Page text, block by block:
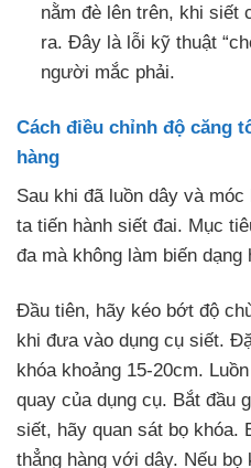
nằm đè lên trên, khi siết
ra. Đây là lỗi kỹ thuật
người mắc phải.
Cách điều chỉnh độ căng
hàng
Sau khi đã luồn dây và
ta tiến hành siết đai. Mục
đa mà không làm biến dạng
Đầu tiên, hãy kéo bớt độ
khi đưa vào dụng cụ siết.
khóa khoảng 15-20cm.
quay của dụng cụ. Bắt đầu
siết, hãy quan sát bọ khóa.
thẳng hàng với dây. Nếu bọ